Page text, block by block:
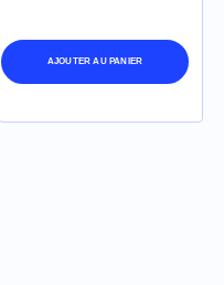
AJOUTER AU PANIER